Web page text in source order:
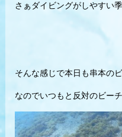
さぁダイビングがしやすい
そんな感じで本日も串本の
なのでいつもと反対のビー